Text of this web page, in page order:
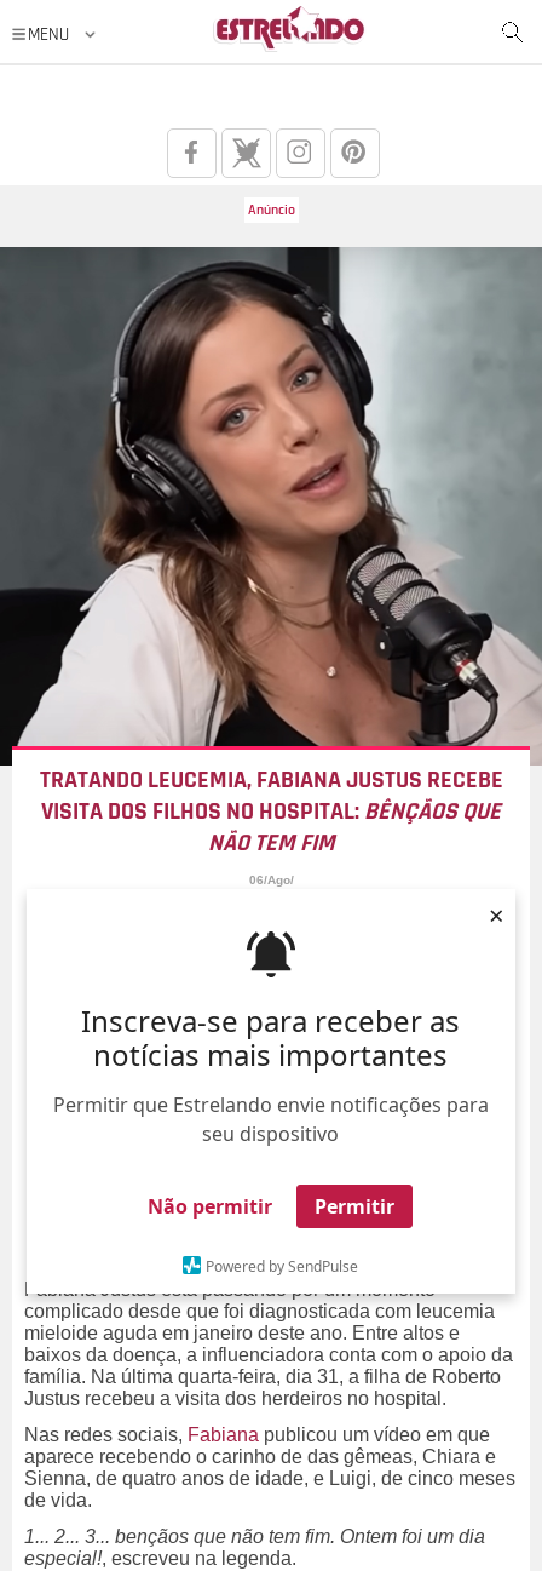
Inscreva-se para receber as
notícias mais importantes
Permitir que Estrelando envie notificações para
seu dispositivo
Não permitir Permitir
Powered by SendPulse
×
TRATANDO LEUCEMIA, FABIANA JUSTUS RECEBE
VISITA DOS FILHOS NO HOSPITAL:BÊNÇÃOS QUE
NÃO TEM FIM
06/Ago/
Fabiana Justus está passando por um momento
complicado desde que foi diagnosticada com leucemia
mieloide aguda em janeiro deste ano. Entre altos e
baixos da doença, a influenciadora conta com o apoio da
família. Na última quarta-feira, dia 31, a filha de Roberto
Justus recebeu a visita dos herdeiros no hospital.
Nas redes sociais, Fabiana publicou um vídeo em que
aparece recebendo o carinho de das gêmeas, Chiara e
Sienna, de quatro anos de idade, e Luigi, de cinco meses
de vida.
1... 2... 3... bençãos que não tem fim. Ontem foi um dia
especial!, escreveu na legenda.